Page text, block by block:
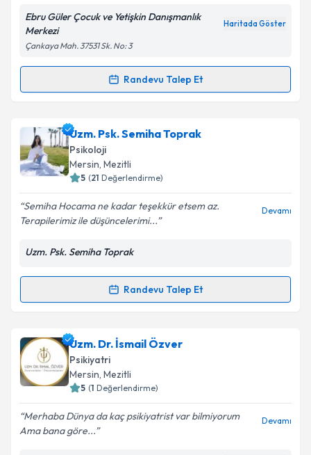
Metni'ni okudum ve kişisel verilerimin belirtilen
kapsamda işlenmesini kabul ediyorum.
Ebru Güler Çocuk ve Yetişkin Danışmanlık
Merkezi
Haritada Göster
Çankaya Mah. 37531 Sk. No: 3
Randevu Talep Et
Randevu Takvimi Talebi
Aile Danışmanı Ebru Güleriçin randevu takvimi
talebi oluşturun. Size bu uzmandan randevu almanız
için bir takvim hazırlandığında e-posta ile
bilgilendireceğiz.
E-posta Adresiniz
'ni okudum ve kişisel verilerimin belirtilen
kapsamda işlenmesini kabul ediyorum.
Takvim Talebini Gönder
Uzm. Psk. Semiha Toprak
Psikoloji
Mersin, Mezitli
5 (21 Değerlendirme)
Semiha Hocama ne kadar teşekkür etsem az.
Terapilerimiz ile düşüncelerimi...
Devamı
Uzm. Psk. Semiha Toprak
Randevu Talep Et
Randevu Takvimi Talebi
Uzm. Psk. Semiha Toprakiçin randevu takvimi talebi
oluşturun. Size bu uzmandan randevu almanız için bir
takvim hazırlandığında e-posta ile bilgilendireceğiz.
Uzm. Dr. İsmail Özver
Psikiyatri
Mersin, Mezitli
5 (1 Değerlendirme)
Merhaba Dünya da kaç psikiyatrist var bilmiyorum
Ama bana göre...
Devamı